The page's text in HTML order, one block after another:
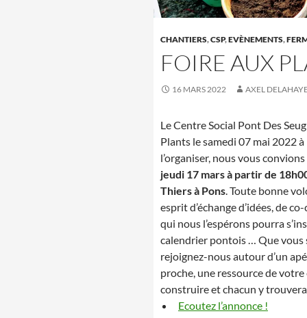
CHANTIERS,CSP,EVÈNEMENTS,
FOIRE AUX
16 MARS 2022 AXEL
Le Centre Social Pont Des
Plants le samedi 07 mai 2022
l’organiser, nous vous
jeudi 17 mars à partir de
Thiers à Pons . Toute bonne
esprit d’échange d’idées, de
qui nous l’espérons pourra
calendrier pontois … Que vous
rejoignez-nous autour d’un
proche, une ressource de
construire et chacun y
Ecoutez l’annonce !